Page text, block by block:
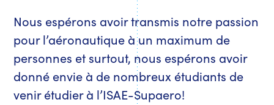
Nous espérons avoir transmis notre passion
pour l’aéronautique à un maximum de
personnes et surtout, nous espérons avoir
donné envie à de nombreux étudiants de
venir étudier à l’ISAE-Supaero!